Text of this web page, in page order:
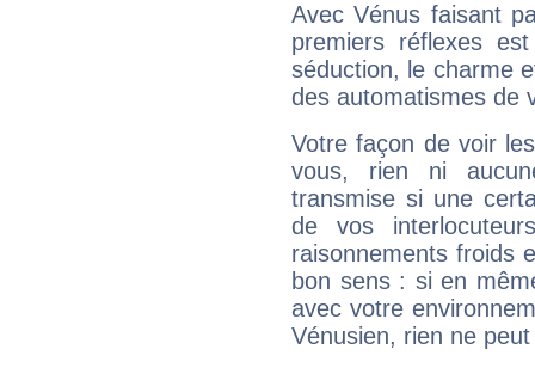
Avec Vénus faisant
premiers réflexes
séduction, le charme
des automatismes de
Votre façon de voir
vous, rien ni
transmise si une
de vos
raisonnements froids
bon sens : si en
avec votre
Vénusien, rien ne